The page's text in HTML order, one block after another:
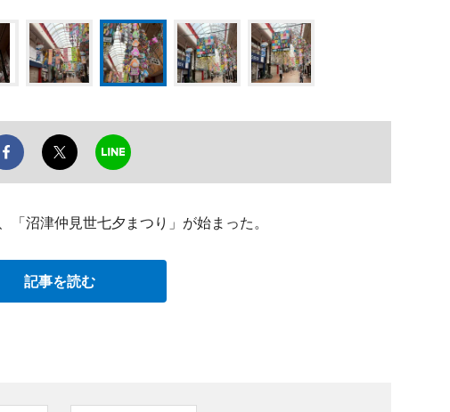
沼津仲見世七夕まつり」が始まった。
記事を読む